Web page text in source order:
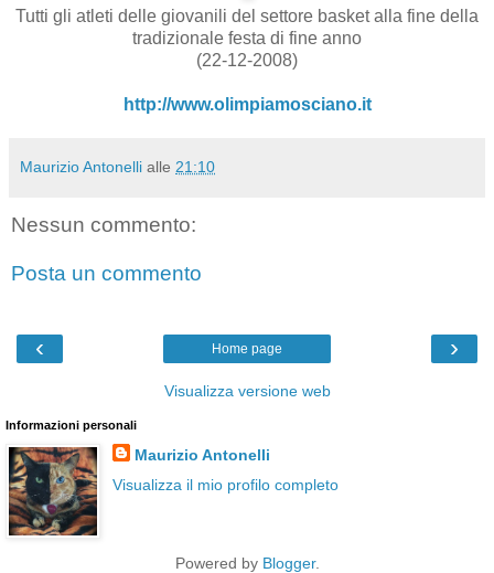
Tutti gli atleti delle giovanili del settore basket alla fine della
tradizionale festa di fine anno
(22-12-2008)
http://www.olimpiamosciano.it
Maurizio Antonelli alle 21:10
Nessun commento:
Posta un commento
‹ ›
Home page
Visualizza versione web
Informazioni personali
Maurizio Antonelli
Visualizza il mio profilo completo
Powered by Blogger.